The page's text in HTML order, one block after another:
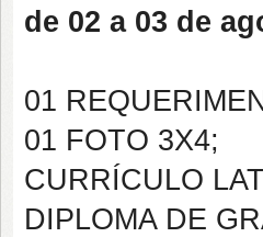
de 02 a 03 de
01
01 FOTO 3X4;
CURRÍCULO
DIPLOMA DE